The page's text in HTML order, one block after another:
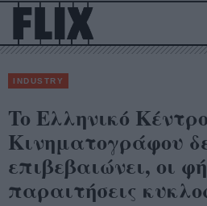
INDUSTRY
To Ελληνικό Κέντρο
Κινηματογράφου
επιβεβαιώνει, οι
παραιτήσεις